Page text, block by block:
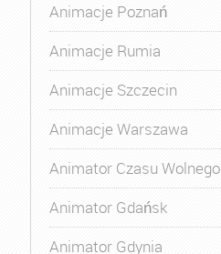
Animacje Poznań
Animacje Rumia
Animacje Szczecin
Animacje Warszawa
Animator Czasu Wolnego
Animator Gdańsk
Animator Gdynia